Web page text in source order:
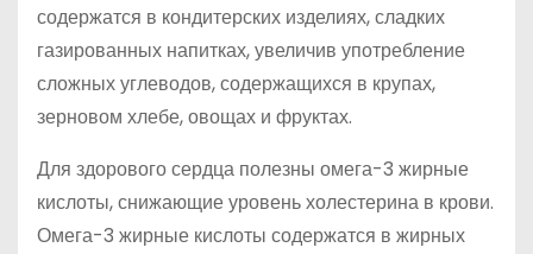
содержатся в кондитерских изделиях, сладких
газированных напитках, увеличив употребление
сложных углеводов, содержащихся в крупах,
зерновом хлебе, овощах и фруктах.
Для здорового сердца полезны омега-3 жирные
кислоты, снижающие уровень холестерина в крови.
Омега-3 жирные кислоты содержатся в жирных